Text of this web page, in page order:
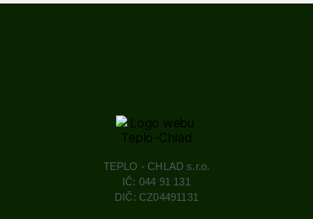
TEPLO - CHLAD s.r.o.
IČ: 044 91 131
DIČ: CZ04491131